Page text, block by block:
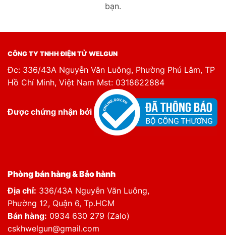
bạn.
CÔNG TY TNHH ĐIỆN TỬ WELGUN
Đc: 336/43A Nguyễn Văn Luông, Phường Phú Lâm, TP
Hồ Chí Minh, Việt Nam Mst: 0318622884
Được chứng nhận bởi
Phòng bán hàng & Bảo hành
Địa chỉ: 336/43A Nguyễn Văn Luông,
Phường 12, Quận 6, Tp.HCM
Bán hàng: 0934 630 279 (Zalo)
cskhwelgun@gmail.com